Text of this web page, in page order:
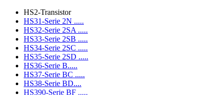
HS2-Transistor
HS31-Serie 2N .....
HS32-Serie 2SA .....
HS33-Serie 2SB .....
HS34-Serie 2SC .....
HS35-Serie 2SD .....
HS36-Serie B.....
HS37-Serie BC .....
HS38-Serie BD....
HS390-Serie BF .....